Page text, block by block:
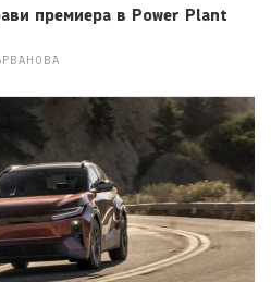
премиера в Power Plant